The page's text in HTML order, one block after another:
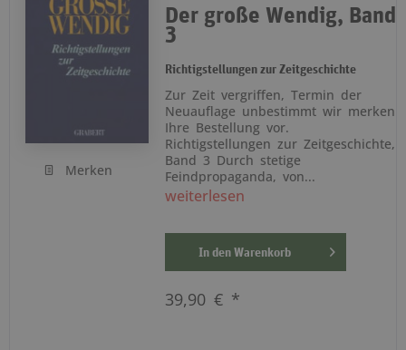
Merken
Der große Wendig, Band
3
Richtigstellungen zur Zeitgeschichte
Zur Zeit vergriffen, Termin der
Neuauflage unbestimmt wir merken
Ihre Bestellung vor.
Richtigstellungen zur Zeitgeschichte,
Band 3 Durch stetige
Feindpropaganda, von...
weiterlesen
In den Warenkorb
39,90 € *